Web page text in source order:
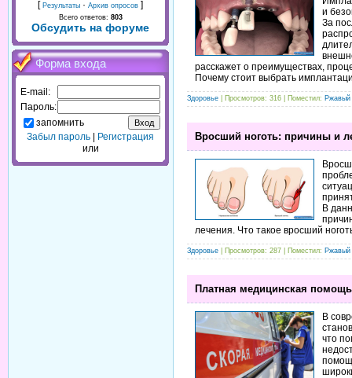
[ Результаты · Архив опросов ]
Всего ответов: 803
Обсудить на форуме
Форма входа
E-mail:
Пароль:
запомнить
Забыл пароль
Регистрация
или
и
За
расскажет о преимуществах,
Почему стоит выбрать
Здоровье | Просмотров: 316 | Поместил: Ржавый
Вросший ноготь: причины и
В
лечения. Что такое вросший
Здоровье | Просмотров: 287 | Поместил: Ржавый
Платная медицинская
В
что